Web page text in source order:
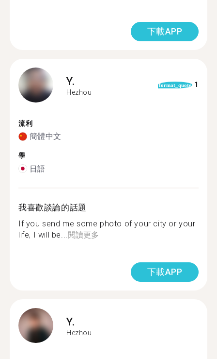
下載APP
Y.
Hezhou
format_quote 1
流利
簡體中文
學
日語
我喜歡談論的話題
If you send me some photo of your city or your
life, I will be... 閱讀更多
下載APP
Y.
Hezhou